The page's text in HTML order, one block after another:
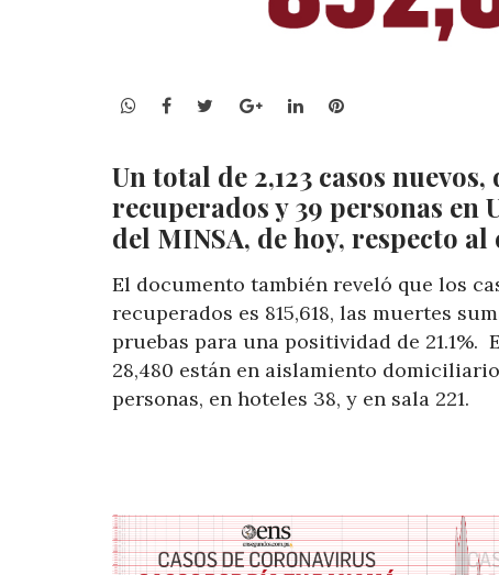
WhatsApp
Facebook
TwitterGoogle+LinkedInPinterest
Un total de 2,123 casos
recuperados y 39 personas
del MINSA, de hoy, respecto
El documento también reveló que los
recuperados es 815,618, las muertes
pruebas para una positividad de 21.1%.
28,480 están en aislamiento
personas, en hoteles 38, y en sala 221.